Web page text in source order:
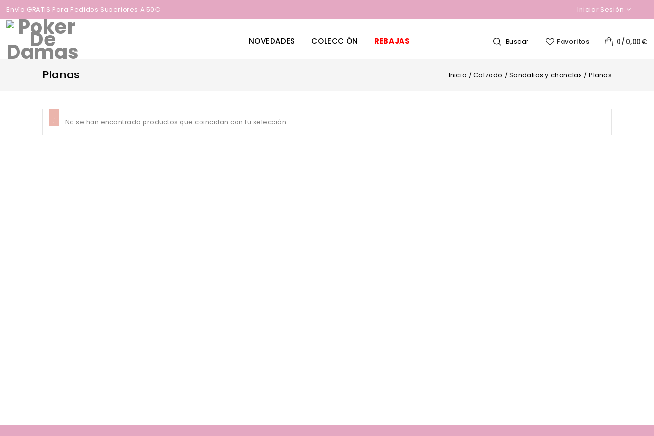
Envío GRATIS Para Pedidos Superiores A 50€ Iniciar Sesión
NOVEDADES COLECCIÓN REBAJAS 0 0,00€
Favoritos
Buscar
Planas Inicio / Calzado / Sandalias y chanclas / Planas
No se han encontrado productos que coincidan con tu selección.